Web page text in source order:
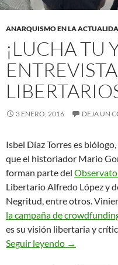
ANARQUISMO EN LA
¡LUCHA TU
3 ENERO, 2016 DEJA UN
Isbel Díaz Torres es
que el historiador Mario
forman parte del
Libertario Alfredo López y
Negritud, entre otros.
la campaña de
es su visión libertaria y
Seguir leyendo ¡Lucha tu
→